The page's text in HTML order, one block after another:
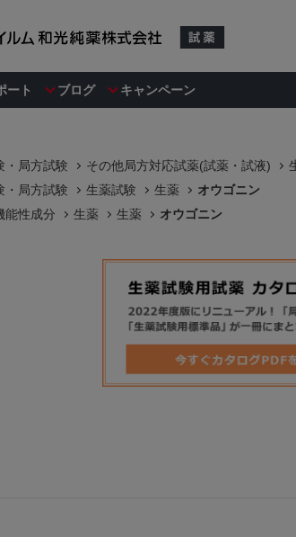
ート ブログ キャンペーン
・局方試験 その他局方対応試薬(試薬・試液)
・局方試験 生薬試験 生薬
オウゴニン
能性成分 生薬 生薬 オウゴニン